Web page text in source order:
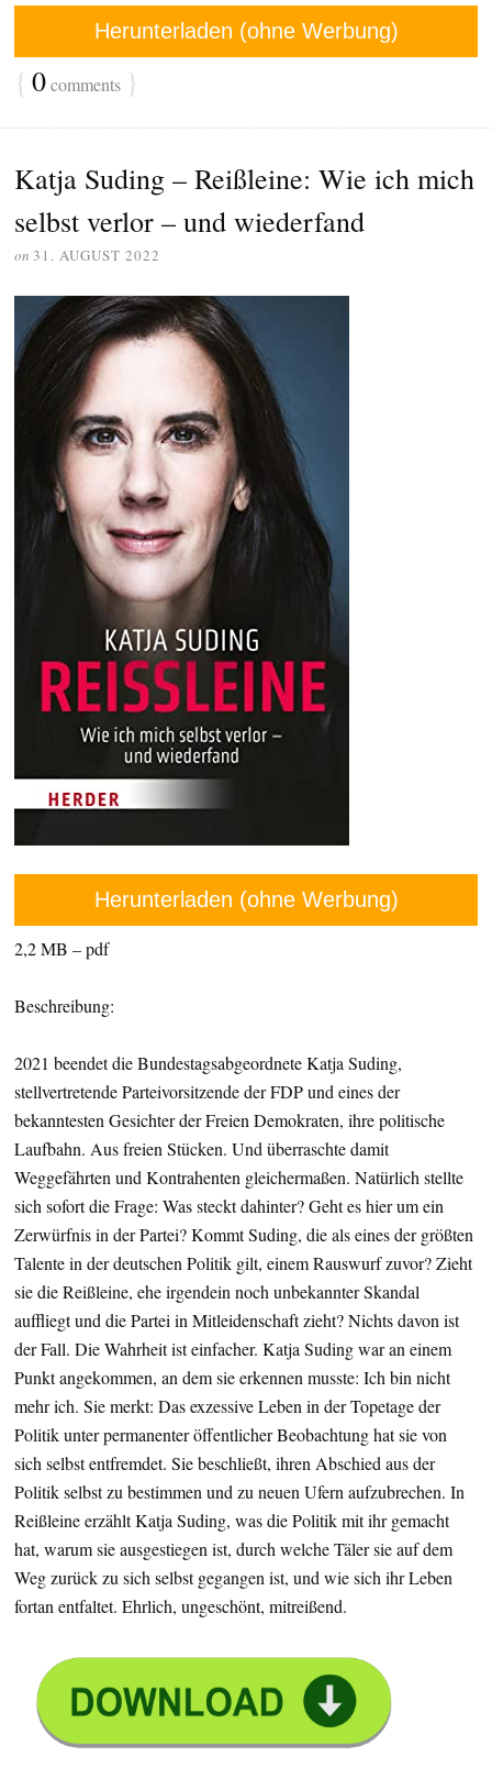
Herunterladen (ohne Werbung)
{ 0comments }
Katja Suding – Reißleine: Wie ich mich
selbst verlor – und wiederfand
on 31. AUGUST 2022
Herunterladen (ohne Werbung)
2,2 MB – pdf
Beschreibung:
2021 beendet die Bundestagsabgeordnete Katja Suding,
stellvertretende Parteivorsitzende der FDP und eines der
bekanntesten Gesichter der Freien Demokraten, ihre politische
Laufbahn. Aus freien Stücken. Und überraschte damit
Weggefährten und Kontrahenten gleichermaßen. Natürlich stellte
sich sofort die Frage: Was steckt dahinter? Geht es hier um ein
Zerwürfnis in der Partei? Kommt Suding, die als eines der größten
Talente in der deutschen Politik gilt, einem Rauswurf zuvor? Zieht
sie die Reißleine, ehe irgendein noch unbekannter Skandal
auffliegt und die Partei in Mitleidenschaft zieht? Nichts davon ist
der Fall. Die Wahrheit ist einfacher. Katja Suding war an einem
Punkt angekommen, an dem sie erkennen musste: Ich bin nicht
mehr ich. Sie merkt: Das exzessive Leben in der Topetage der
Politik unter permanenter öffentlicher Beobachtung hat sie von
sich selbst entfremdet. Sie beschließt, ihren Abschied aus der
Politik selbst zu bestimmen und zu neuen Ufern aufzubrechen. In
Reißleine erzählt Katja Suding, was die Politik mit ihr gemacht
hat, warum sie ausgestiegen ist, durch welche Täler sie auf dem
Weg zurück zu sich selbst gegangen ist, und wie sich ihr Leben
fortan entfaltet. Ehrlich, ungeschönt, mitreißend.